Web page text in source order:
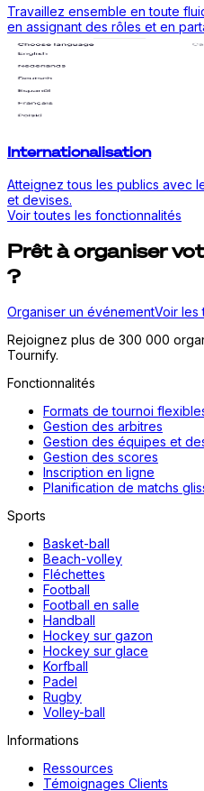
Travaillez ensemble en toute
en assignant des rôles et en
Internationalisation
Atteignez tous les publics avec
et devises.
Voir toutes les fonctionnalités
Prêt à organiser
?
Organiser un événementVoir les
Rejoignez plus de 300 000
Tournify.
Fonctionnalités
Formats de tournoi
Gestion des arbitres
Gestion des équipes et
Gestion des scores
Inscription en ligne
Planification de matchs
Sports
Basket-ball
Beach-volley
Fléchettes
Football
Football en salle
Handball
Hockey sur gazon
Hockey sur glace
Korfball
Padel
Rugby
Volley-ball
Informations
Ressources
Témoignages Clients